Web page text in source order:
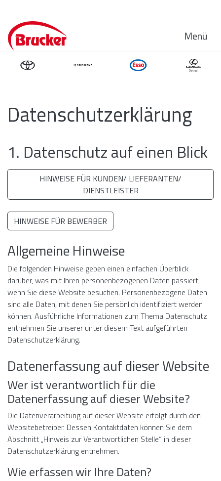
Menü
Datenschutz­erklärung
1. Datenschutz auf einen Blick
HINWEISE FÜR KUNDEN/ LIEFERANTEN/
DIENSTLEISTER
HINWEISE FÜR BEWERBER
Allgemeine Hinweise
Die folgenden Hinweise geben einen einfachen Überblick
darüber, was mit Ihren personenbezogenen Daten passiert,
wenn Sie diese Website besuchen. Personenbezogene Daten
sind alle Daten, mit denen Sie persönlich identifiziert werden
können. Ausführliche Informationen zum Thema Datenschutz
entnehmen Sie unserer unter diesem Text aufgeführten
Datenschutzerklärung.
Datenerfassung auf dieser Website
Wer ist verantwortlich für die
Datenerfassung auf dieser Website?
Die Datenverarbeitung auf dieser Website erfolgt durch den
Websitebetreiber. Dessen Kontaktdaten können Sie dem
Abschnitt „Hinweis zur Verantwortlichen Stelle“ in dieser
Datenschutzerklärung entnehmen.
Wie erfassen wir Ihre Daten?